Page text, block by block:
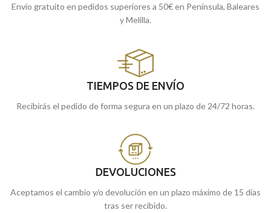
Envío gratuito en pedidos superiores a 50€ en Península, Baleares
y Melilla.
TIEMPOS DE ENVÍO
Recibirás el pedido de forma segura en un plazo de 24/72 horas.
DEVOLUCIONES
Aceptamos el cambio y/o devolución en un plazo máximo de 15 días
tras ser recibido.